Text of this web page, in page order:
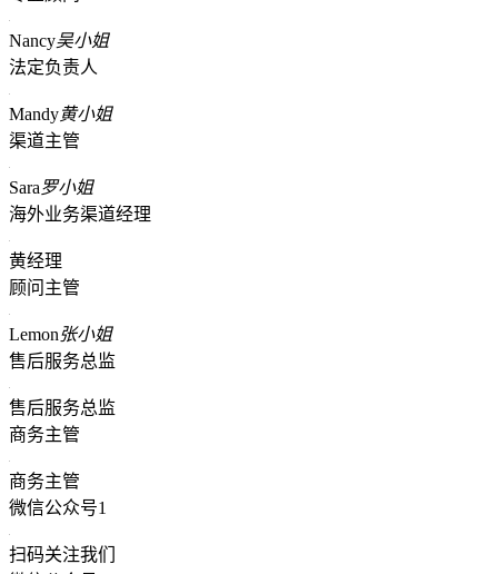
Nancy吴小姐
法定负责人
Mandy黄小姐
渠道主管
Sara罗小姐
海外业务渠道经理
黄经理
顾问主管
Lemon张小姐
售后服务总监
售后服务总监
商务主管
商务主管
微信公众号1
扫码关注我们